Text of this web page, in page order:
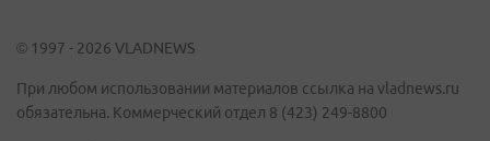
© 1997 - 2026 VLADNEWS
При любом использовании материалов ссылка на vladnews.ru
обязательна. Коммерческий отдел 8 (423) 249-8800